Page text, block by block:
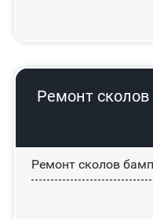
Ремонт
Ремонт сколов